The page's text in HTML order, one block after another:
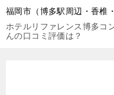
福岡市（博多駅周辺・香椎
ホテルリファレンス博多コ
んの口コミ評価は？